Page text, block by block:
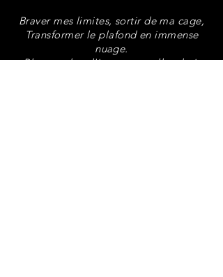
Braver mes limites, sortir de ma cage,
Transformer le plafond en immense
nuage.
Plonger dans l'inconnu et aller droit